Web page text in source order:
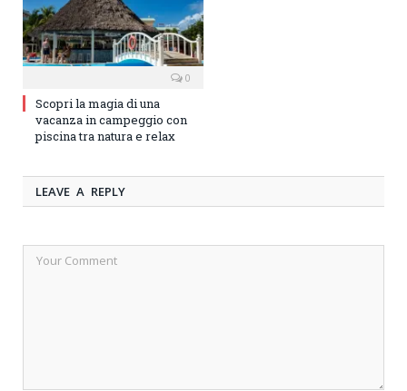
0
Scopri la magia di una
vacanza in campeggio con
piscina tra natura e relax
LEAVE A REPLY